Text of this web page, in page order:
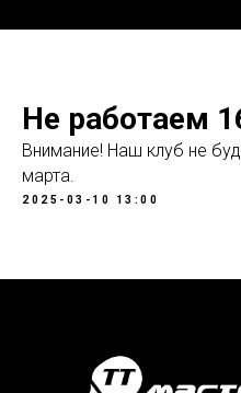
Не работаем
Внимание! Наш клуб не
марта.
2025-03-10 13:00